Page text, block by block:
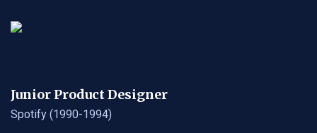
Junior Product Designer
Spotify (1990-1994)